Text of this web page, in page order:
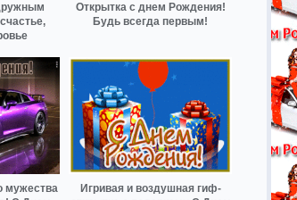
Открытка с днем Рождения!
Будь всегда первым!
мужества
Игривая и воздушная гиф-